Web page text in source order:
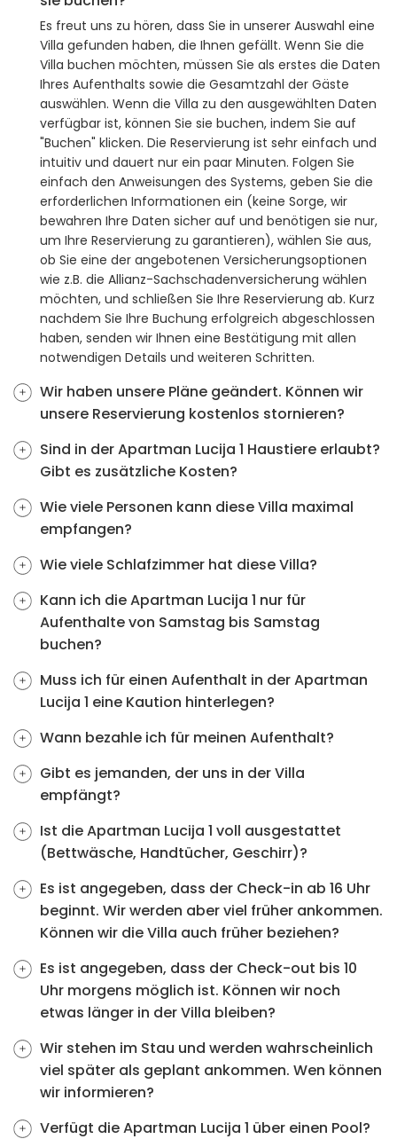
Es freut uns zu hören, dass Sie in unserer Auswahl eine
Villa gefunden haben, die Ihnen gefällt. Wenn Sie die
Villa buchen möchten, müssen Sie als erstes die Daten
Ihres Aufenthalts sowie die Gesamtzahl der Gäste
auswählen. Wenn die Villa zu den ausgewählten Daten
verfügbar ist, können Sie sie buchen, indem Sie auf
"Buchen" klicken. Die Reservierung ist sehr einfach und
intuitiv und dauert nur ein paar Minuten. Folgen Sie
einfach den Anweisungen des Systems, geben Sie die
erforderlichen Informationen ein (keine Sorge, wir
bewahren Ihre Daten sicher auf und benötigen sie nur,
um Ihre Reservierung zu garantieren), wählen Sie aus,
ob Sie eine der angebotenen Versicherungsoptionen
wie z.B. die Allianz-Sachschadenversicherung wählen
möchten, und schließen Sie Ihre Reservierung ab. Kurz
nachdem Sie Ihre Buchung erfolgreich abgeschlossen
haben, senden wir Ihnen eine Bestätigung mit allen
notwendigen Details und weiteren Schritten.
Wir haben unsere Pläne geändert. Können wir
unsere Reservierung kostenlos stornieren?
Sind in der Apartman Lucija 1 Haustiere erlaubt?
Gibt es zusätzliche Kosten?
Wie viele Personen kann diese Villa maximal
empfangen?
Wie viele Schlafzimmer hat diese Villa?
Kann ich die Apartman Lucija 1 nur für
Aufenthalte von Samstag bis Samstag
buchen?
Muss ich für einen Aufenthalt in der Apartman
Lucija 1 eine Kaution hinterlegen?
Wann bezahle ich für meinen Aufenthalt?
Gibt es jemanden, der uns in der Villa
empfängt?
Ist die Apartman Lucija 1 voll ausgestattet
(Bettwäsche, Handtücher, Geschirr)?
Es ist angegeben, dass der Check-in ab 16 Uhr
beginnt. Wir werden aber viel früher ankommen.
Können wir die Villa auch früher beziehen?
Es ist angegeben, dass der Check-out bis 10
Uhr morgens möglich ist. Können wir noch
etwas länger in der Villa bleiben?
Wir stehen im Stau und werden wahrscheinlich
viel später als geplant ankommen. Wen können
wir informieren?
Verfügt die Apartman Lucija 1 über einen Pool?